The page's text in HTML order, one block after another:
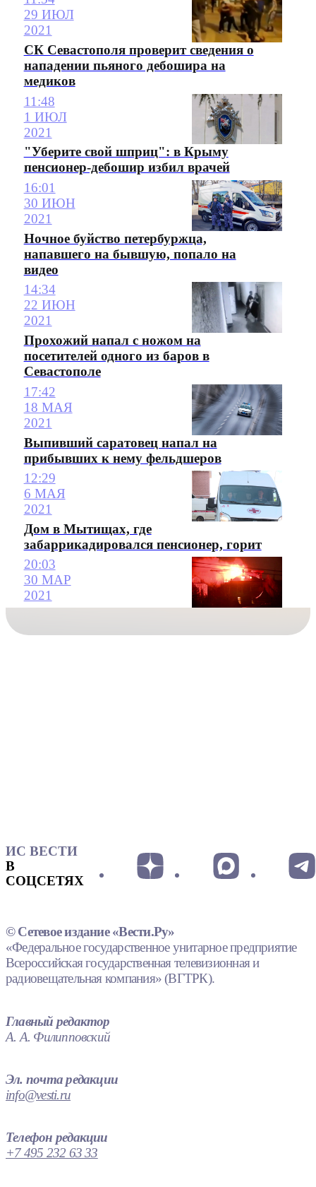
29 ИЮЛ
2021
СК Севастополя проверит сведения о
нападении пьяного дебошира на
медиков
11:48
1 ИЮЛ
2021
"Уберите свой шприц": в Крыму
пенсионер-дебошир избил врачей
16:01
30 ИЮН
2021
Ночное буйство петербуржца,
напавшего на бывшую, попало на
видео
14:34
22 ИЮН
2021
Прохожий напал с ножом на
посетителей одного из баров в
Севастополе
17:42
18 МАЯ
2021
Выпивший саратовец напал на
прибывших к нему фельдшеров
12:29
6 МАЯ
2021
Дом в Мытищах, где
забаррикадировался пенсионер, горит
20:03
30 МАР
2021
ИС ВЕСТИ
В
СОЦСЕТЯХ
© Сетевое издание «Вести.Ру»
«Федеральное государственное унитарное предприятие
Всероссийская государственная телевизионная и
радиовещательная компания» (ВГТРК).
Главный редактор
А. А. Филипповский
Эл. почта редакции
info@vesti.ru
Телефон редакции
+7 495 232 63 33